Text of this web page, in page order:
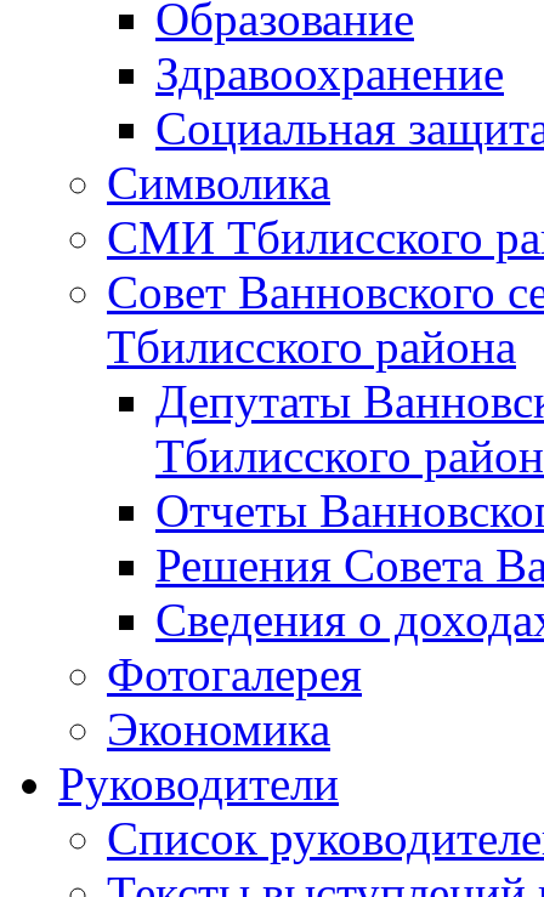
Образование
Здравоохранение
Социальная
Символика
СМИ Тбилисского
Совет Ванновского
Тбилисского района
Депутаты
Тбилисского
Отчеты
Решения Совета
Сведения о
Фотогалерея
Экономика
Руководители
Список